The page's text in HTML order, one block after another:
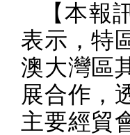
【本報
表示，特
澳大灣區
展合作，
主要經貿